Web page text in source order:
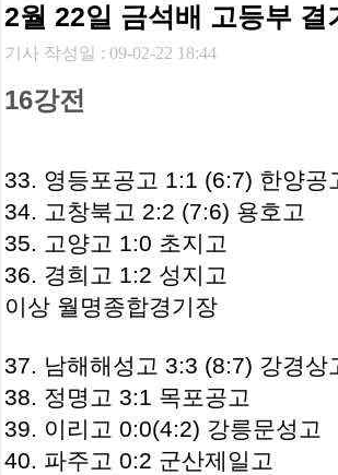
2월 22일 금석배 고등부 결
기사 작성일 : 09-02-22 18:44
16강전
33. 영등포공고 1:1 (6:7) 한양공
34. 고창북고 2:2 (7:6) 용호고
35. 고양고 1:0 초지고
36. 경희고 1:2 성지고
이상 월명종합경기장
37. 남해해성고 3:3 (8:7) 강경상
38. 정명고 3:1 목포공고
39. 이리고 0:0(4:2) 강릉문성고
40. 파주고 0:2 군산제일고